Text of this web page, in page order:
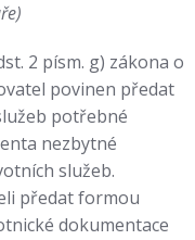
2 písm. g) zákona o
povinen předat
potřebné
nezbytné
služeb.
předat formou
dokumentace